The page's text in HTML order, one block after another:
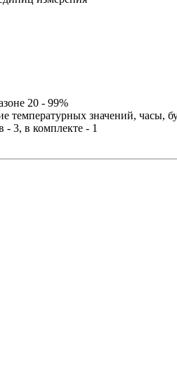
20 - 99%
температурных значений, часы,
- 3, в комплекте - 1